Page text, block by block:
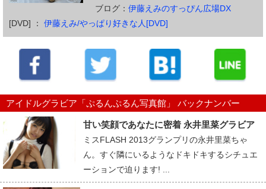
ブログ：伊藤えみのすっぴん広場DX
[DVD] ：
伊藤えみ/やっぱり好きな人[DVD]
アイドルグラビア「ぷるんぷるん写真館」 バックナンバー
甘い笑顔であなたに密着 永井里菜グラビア
ミスFLASH 2013グランプリの永井里菜ちゃ
ん。すぐ隣にいるようなドキドキするシチュエ
ーションで迫ります! ...